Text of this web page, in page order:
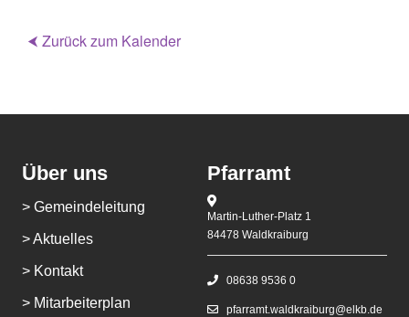
⮜ Zurück zum Kalender
Über uns
> Gemeindeleitung
> Aktuelles
> Kontakt
> Mitarbeiterplan
Pfarramt
Martin-Luther-Platz 1
84478 Waldkraiburg
08638 9536 0
pfarramt.waldkraiburg@elkb.de